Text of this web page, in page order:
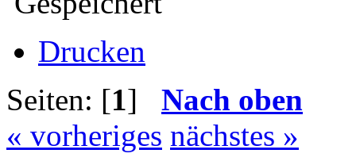
Drucken
Seiten: [1] Nach oben
« vorheriges nächstes »